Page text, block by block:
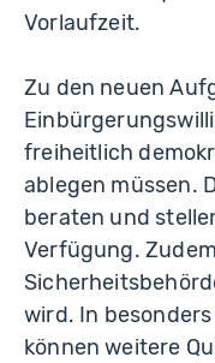
Vorlaufzeit.
Zu den neuen
freiheitlich
ablegen müssen.
beraten und
Verfügung.
wird. In
können weitere